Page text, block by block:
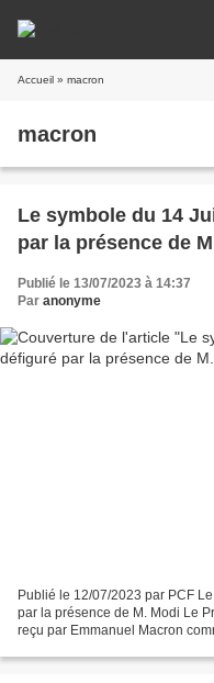
Accueil » macron
macron
Le symbole du 14
par la présence de
Publié le 13/07/2023 à 14:37
Par anonyme
Publié le 12/07/2023 par PCF
par la présence de M. Modi Le
reçu par Emmanuel Macron